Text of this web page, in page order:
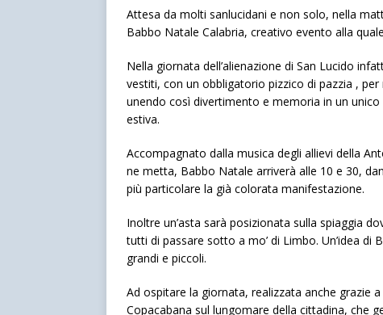
Attesa da molti sanlucidani e non solo, nella
Babbo Natale Calabria, creativo evento alla
Nella giornata dell’alienazione di San Lucido
vestiti, con un obbligatorio pizzico di pazzia ,
unendo così divertimento e memoria in un
estiva.
Accompagnato dalla musica degli allievi della
ne metta, Babbo Natale arriverà alle 10 e 30,
più particolare la già colorata manifestazione.
Inoltre un’asta sarà posizionata sulla spiaggia
tutti di passare sotto a mo’ di Limbo. Un’idea
grandi e piccoli.
Ad ospitare la giornata, realizzata anche grazie
Copacabana sul lungomare della cittadina, che